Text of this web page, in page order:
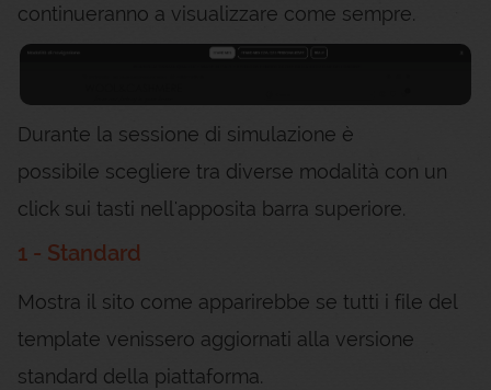
continueranno a visualizzare come sempre.
Durante la sessione di simulazione è
possibile scegliere tra diverse modalità con un
click sui tasti nell'apposita barra superiore.
1 - Standard
Mostra il sito come apparirebbe se tutti i file del
template venissero aggiornati alla versione
standard della piattaforma.